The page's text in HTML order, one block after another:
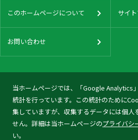
当ホームページでは、「Google Analytics
統計を行っています。この統計のために
集していますが、収集するデータには個人
せん。詳細は当ホームページのプライバシ
い。
このホームページについて サイ
お問い合わせ